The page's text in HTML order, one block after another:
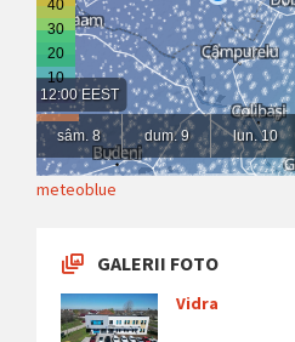
meteoblue
GALERII FOTO
Vidra